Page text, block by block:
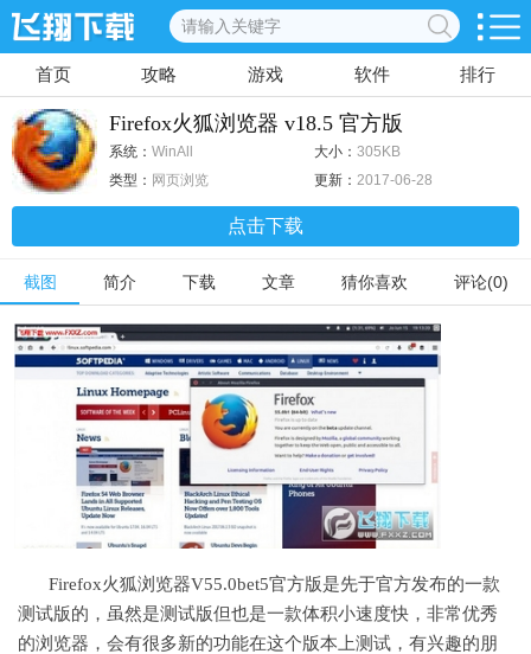
首页 攻略 游戏 软件 排行
Firefox火狐浏览器 v18.5 官方版
系统： WinAll 大小： 305KB
类型： 网页浏览 更新： 2017-06-28
点击下载
截图 简介 下载 文章 猜你喜欢 评论(0)
Firefox火狐浏览器V55.0bet5官方版是先于官方发布的一款
测试版的，虽然是测试版但也是一款体积小速度快，非常优秀
的浏览器，会有很多新的功能在这个版本上测试，有兴趣的朋